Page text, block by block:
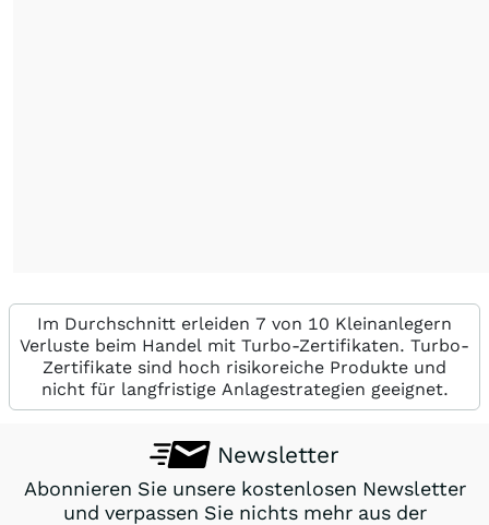
Im Durchschnitt erleiden 7 von 10 Kleinanlegern
Verluste beim Handel mit Turbo-Zertifikaten. Turbo-
Zertifikate sind hoch risikoreiche Produkte und
nicht für langfristige Anlagestrategien geeignet.
Newsletter
Abonnieren Sie unsere kostenlosen Newsletter
und verpassen Sie nichts mehr aus der